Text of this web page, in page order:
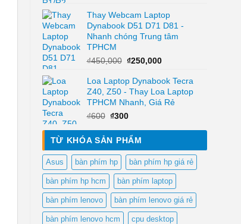
là:
₫750,000.
tại
là:
₫450,000.
Thay Webcam Laptop
Dynabook D51 D71 D81 -
Nhanh chóng Trung tâm
TPHCM
₫450,000 Giá
là:
₫450,000.
₫250,000Giá
tại
là:
₫250,000.
Loa Laptop Dynabook Tecra
Z40, Z50 - Thay Loa Laptop
TPHCM Nhanh, Giá Rẻ
₫600 Giá
là:
₫300Giá
tại
₫300.
TỪ KHÓA SẢN PHẨM
Asus bàn phím hp bàn phím hp giá rẻ
bàn phím hp hcm bàn phím laptop
bàn phím lenovo bàn phím lenovo giá rẻ
bàn phím lenovo hcm cpu desktop